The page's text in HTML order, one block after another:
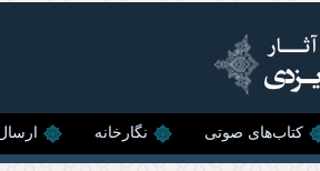
کتاب‌های صوتی نگارخانه